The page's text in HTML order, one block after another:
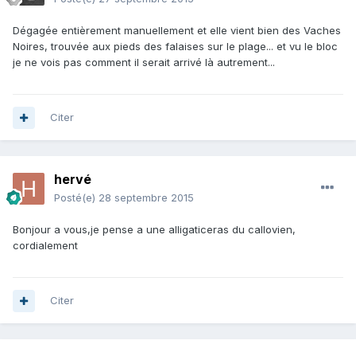
Dégagée entièrement manuellement et elle vient bien des Vaches
Noires, trouvée aux pieds des falaises sur le plage... et vu le bloc
je ne vois pas comment il serait arrivé là autrement...
Citer
hervé
Posté(e) 28 septembre 2015
Bonjour a vous,je pense a une alligaticeras du callovien,
cordialement
Citer